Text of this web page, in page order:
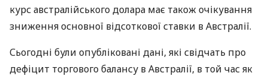
курс австралійського долара має також очікування
зниження основної відсоткової ставки в Австралії.
Сьогодні були опубліковані дані, які свідчать про
дефіцит торгового балансу в Австралії, в той час як